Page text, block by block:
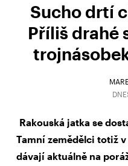
Sucho drtí
Příliš drahé
Rakouská jatka se
Tamní zemědělci totiž
dávají aktuálně na